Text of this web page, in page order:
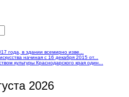
года, в здании всемирно изве...
начиная с 16 декабря 2015 от...
культуры Краснодарского края один...
2026